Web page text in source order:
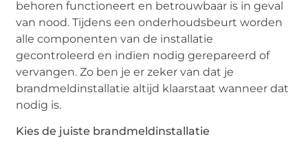
behoren functioneert en betrouwbaar is in geval
van nood. Tijdens een onderhoudsbeurt worden
alle componenten van de installatie
gecontroleerd en indien nodig gerepareerd of
vervangen. Zo ben je er zeker van dat je
brandmeldinstallatie altijd klaarstaat wanneer dat
nodig is.
Kies de juiste brandmeldinstallatie